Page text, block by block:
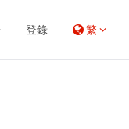
登錄 繁